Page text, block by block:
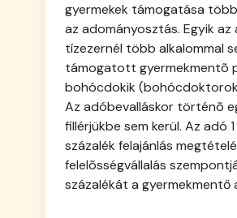
gyermekek támogatása
az adományosztás. Egyik
tízezernél több alkalommal
támogatott gyermekmentõ
bohócdokik
Az adóbevalláskor történõ
fillérjükbe sem kerül. Az adó
százalék felajánlás
felelõsségvállalás
százalékát a gyermekmentő